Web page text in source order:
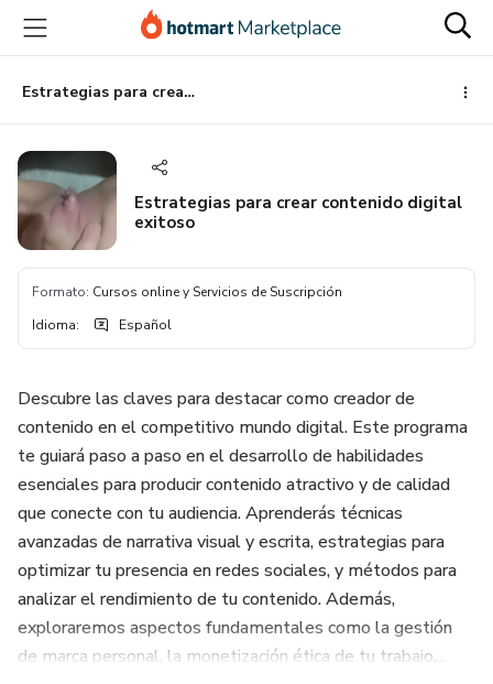
principal
página
de
página
Estrategias para crear contenido digital exitoso
Estrategias para crear contenido digital
exitoso
Formato: Cursos online y Servicios de Suscripción
Idioma: Español
Descubre las claves para destacar como creador de
contenido en el competitivo mundo digital. Este programa
te guiará paso a paso en el desarrollo de habilidades
esenciales para producir contenido atractivo y de calidad
que conecte con tu audiencia. Aprenderás técnicas
avanzadas de narrativa visual y escrita, estrategias para
optimizar tu presencia en redes sociales, y métodos para
analizar el rendimiento de tu contenido. Además,
exploraremos aspectos fundamentales como la gestión
de marca personal, la monetización ética de tu trabajo,...